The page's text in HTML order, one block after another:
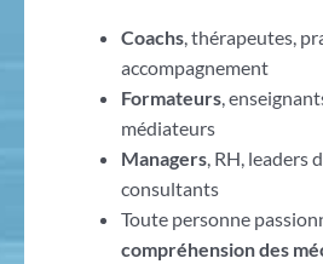
Coachs, thérapeutes,
accompagnement
Formateurs,
médiateurs
Managers, RH, leaders
consultants
Toute personne
compréhension des